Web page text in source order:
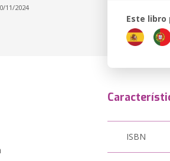
11/2024
Este libro
ISBN